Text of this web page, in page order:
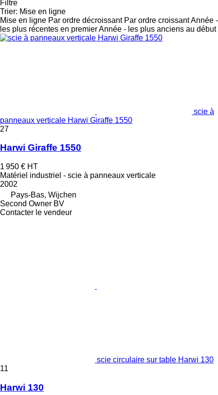
Filtre
Trier: Mise en ligne
Mise en ligne Par ordre décroissant Par ordre croissantAnnée -
les plus récentes en premierAnnée - les plus anciens au début
scie à
panneaux verticale Harwi Giraffe 1550
27
Harwi Giraffe 1550
1 950 € HT
Matériel industriel - scie à panneaux verticale
2002
Pays-Bas, Wijchen
Second Owner BV
Contacter le vendeur
scie circulaire sur table Harwi 130
11
Harwi 130